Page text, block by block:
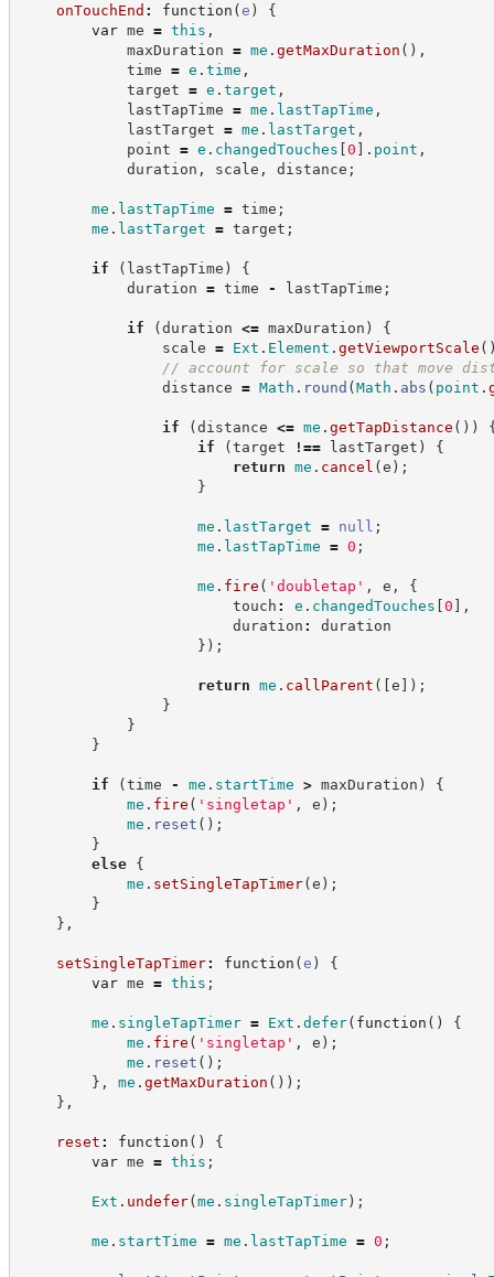
onTouchEnd : function (e )
{
var me = this ,
maxDuration = me . getMaxDuration ( ) ,
time = e . time ,
target = e . target ,
lastTapTime = me . lastTapTime ,
lastTarget = me . lastTarget ,
point = e . changedTouches [0 ] . point ,
duration , scale , distance ;
me . lastTapTime = time ;
me . lastTarget = target ;
if ( lastTapTime )
{
duration = time - lastTapTime ;
if (duration <= maxDuration )
{
scale = Ext . Element . getViewportScale (
// account for scale so that move
distance = Math . round (Math . abs ( point .
if (distance <= me . getTapDistance ( ) )
if
(target !== lastTarget )
{
return me . cancel (e ) ;
}
me . lastTarget = null ;
me . lastTapTime = 0 ;
me . fire ( ' doubletap ' , e ,
{
touch : e . changedTouches [0 ] ,
duration :
duration
} ) ;
return me . callParent ( [e ] ) ;
}
}
}
if (time - me . startTime > maxDuration )
{
me . fire ( ' singletap ' , e ) ;
me . reset ( ) ;
}
else
{
me . setSingleTapTimer(e ) ;
}
} ,
setSingleTapTimer: function (e )
{
var me = this ;
me . singleTapTimer = Ext . defer( function ( )
{
me . fire ( ' singletap ' , e ) ;
me . reset ( ) ;
} , me . getMaxDuration ( ) ) ;
} ,
reset : function ( )
{
var me = this ;
Ext . undefer(me . singleTapTimer) ;
me . startTime = me . lastTapTime = 0 ;